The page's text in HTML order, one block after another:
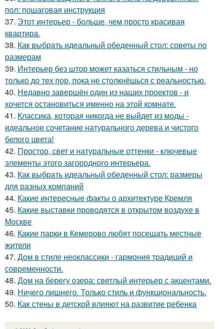
пол: пошаговая инструкция
37. Этот интерьер - больше, чем просто красивая
квартира.
38. Как выбрать идеальный обеденный стол: советы по
размерам
39. Интерьер без штор может казаться стильным - но
только до тех пор, пока не столкнёшься с реальностью.
40. Недавно завершён один из наших проектов - и
хочется остановиться именно на этой комнате.
41. Классика, которая никогда не выйдет из моды -
идеальное сочетание натурального дерева и чистого
белого цвета!
42. Простор, свет и натуральные оттенки - ключевые
элементы этого загородного интерьера.
43. Как выбрать идеальный обеденный стол: размеры
для разных компаний
44. Какие интересные факты о архитектуре Кремля
45. Какие выставки проводятся в открытом воздухе в
Москве
46. Какие парки в Кемерово любят посещать местные
жители
47. Дом в стиле неоклассики - гармония традиций и
современности.
48. Дом на берегу озера: светлый интерьер с акцентами.
49. Ничего лишнего. Только стиль и функциональность.
50. Как стены в детской влияют на развитие ребенка